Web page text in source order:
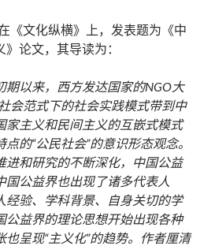
《文化纵横》上，发表题为《中
论文，其导读为：
期以来，西方发达国家的NGO大
会范式下的社会实践模式带到中
家主义和民间主义的互嵌式模式
的“公民社会”的意识形态观念。
进和研究的不断深化，中国公益
公益界也出现了诸多代表人
经验、学科背景、自身关切的学
公益界的理论思想开始出现各种
呈现“主义化”的趋势。作者厘清